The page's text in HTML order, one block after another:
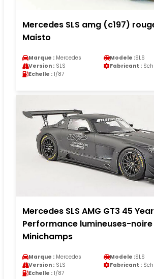
Mercedes SLS amg (c197)
Maisto
Marque : Mercedes Modele :SLS
Version : SLS Fabricant :
Echelle : 1/87
Mercedes SLS AMG GT3 45
Performance lumineuses-noire
Minichamps
Marque : Mercedes Modele :SLS
Version : SLS Fabricant :
Echelle : 1/87